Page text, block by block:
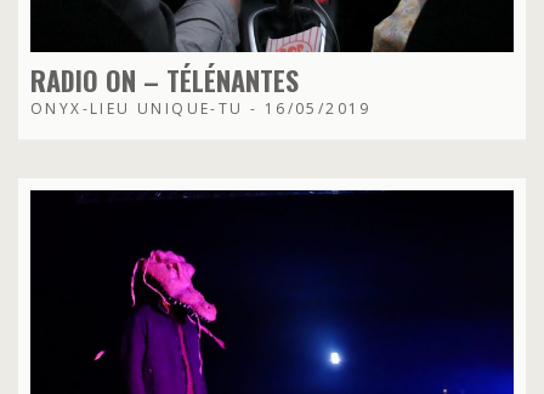
RADIO ON – TÉLÉNANTES
ONYX-LIEU UNIQUE-TU - 16/05/2019